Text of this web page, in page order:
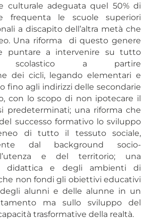
culturale adeguata quel 50% di
frequenta le scuole superiori
a discapito dell’altra metà che
Una riforma di questo genere
puntare a intervenire su tutto
scolastico a partire
dei cicli, legando elementari e
fino agli indirizzi delle secondarie
con lo scopo di non ipotecare il
predeterminati; una riforma che
successo formativo lo sviluppo
di tutto il tessuto sociale,
dal background socio-
e del territorio; una
didattica e degli ambienti di
non fondi gli obiettivi educativi
degli alunni e delle alunne in un
ma sullo sviluppo del
trasformative della realtà.